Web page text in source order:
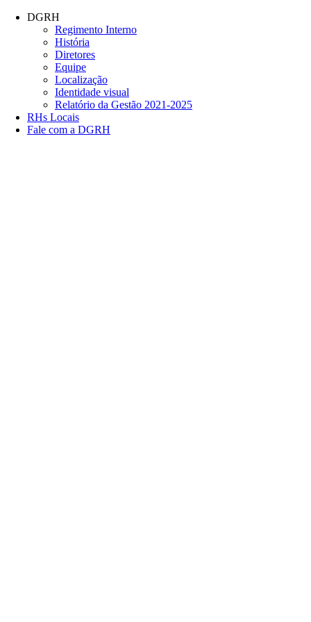
Conteúdo principal
DGRH
Regimento Interno
História
Diretores
Equipe
Localização
Identidade visual
Relatório da Gestão 2021-2025
RHs Locais
Fale com a DGRH